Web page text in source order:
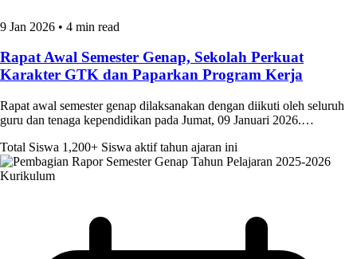
9 Jan 2026 • 4 min read
Rapat Awal Semester Genap, Sekolah Perkuat
Karakter GTK dan Paparkan Program Kerja
Rapat awal semester genap dilaksanakan dengan diikuti oleh seluruh
guru dan tenaga kependidikan pada Jumat, 09 Januari 2026.…
Total Siswa 1,200+ Siswa aktif tahun ajaran ini
Kurikulum